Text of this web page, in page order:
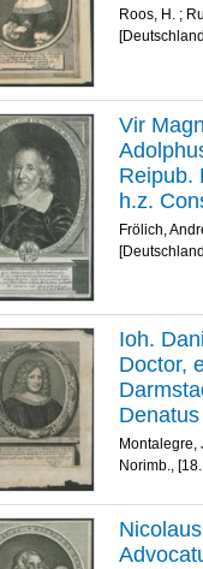
Roos, H. ;
Vir
Reipub.
h.z.
Fec.
Frölich,
Ioh.
Doctor,
/
Norimb.
Montalegre,
Norimb.,